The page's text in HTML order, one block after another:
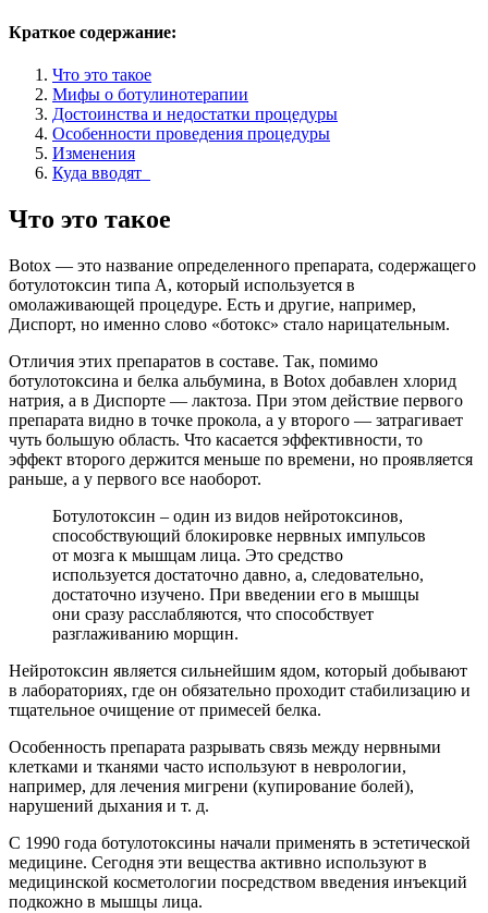
Краткое содержание:
Что это такое
Мифы о ботулинотерапии
Достоинства и недостатки процедуры
Особенности проведения процедуры
Изменения
Куда вводят
Что это такое
Botox — это название определенного препарата, содержащего
ботулотоксин типа А, который используется в
омолаживающей процедуре. Есть и другие, например,
Диспорт, но именно слово «ботокс» стало нарицательным.
Отличия этих препаратов в составе. Так, помимо
ботулотоксина и белка альбумина, в Botox добавлен хлорид
натрия, а в Диспорте — лактоза. При этом действие первого
препарата видно в точке прокола, а у второго — затрагивает
чуть большую область. Что касается эффективности, то
эффект второго держится меньше по времени, но проявляется
раньше, а у первого все наоборот.
Ботулотоксин – один из видов нейротоксинов,
способствующий блокировке нервных импульсов
от мозга к мышцам лица. Это средство
используется достаточно давно, а, следовательно,
достаточно изучено. При введении его в мышцы
они сразу расслабляются, что способствует
разглаживанию морщин.
Нейротоксин является сильнейшим ядом, который добывают
в лабораториях, где он обязательно проходит стабилизацию и
тщательное очищение от примесей белка.
Особенность препарата разрывать связь между нервными
клетками и тканями часто используют в неврологии,
например, для лечения мигрени (купирование болей),
нарушений дыхания и т. д.
С 1990 года ботулотоксины начали применять в эстетической
медицине. Сегодня эти вещества активно используют в
медицинской косметологии посредством введения инъекций
подкожно в мышцы лица.